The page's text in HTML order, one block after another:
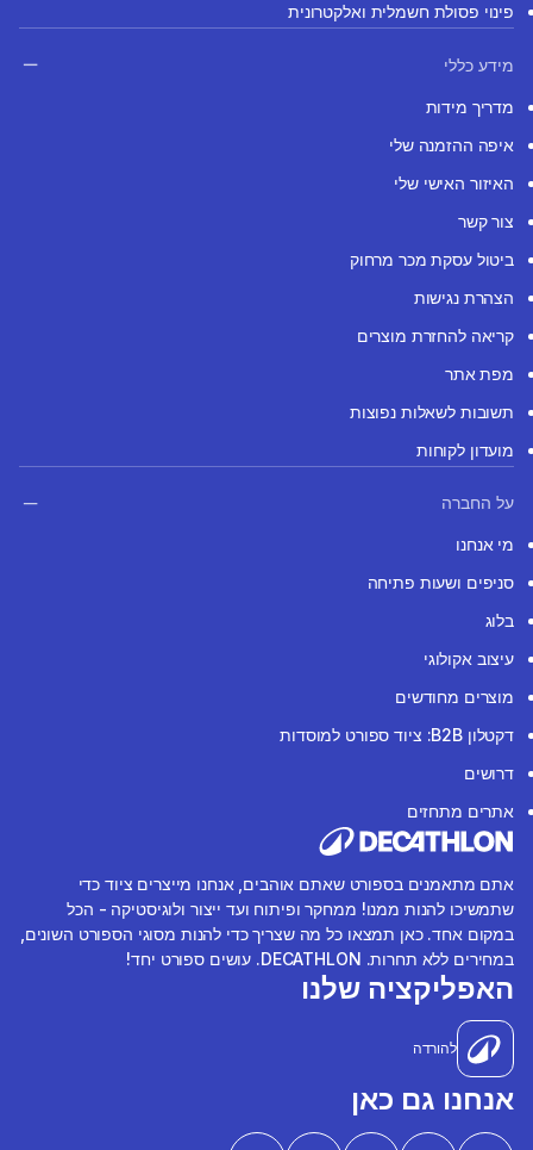
פינוי פסולת חשמלית ואלקטרונית
מידע כללי
מדריך מידות
איפה ההזמנה שלי
האיזור האישי שלי
צור קשר
ביטול עסקת מכר מרחוק
הצהרת נגישות
קריאה להחזרת מוצרים
מפת אתר
תשובות לשאלות נפוצות
מועדון לקוחות
על החברה
מי אנחנו
סניפים ושעות פתיחה
בלוג
עיצוב אקולוגי
מוצרים מחודשים
דקטלון B2B: ציוד ספורט למוסדות
דרושים
אתרים מתחזים
אתם מתאמנים בספורט שאתם אוהבים, אנחנו מייצרים ציוד כדי
שתמשיכו להנות ממנו! ממחקר ופיתוח ועד ייצור ולוגיסטיקה - הכל
במקום אחד. כאן תמצאו כל מה שצריך כדי להנות מסוגי הספורט השונים,
במחירים ללא תחרות. DECATHLON. עושים ספורט יחד!
האפליקציה שלנו
להורדה
אנחנו גם כאן